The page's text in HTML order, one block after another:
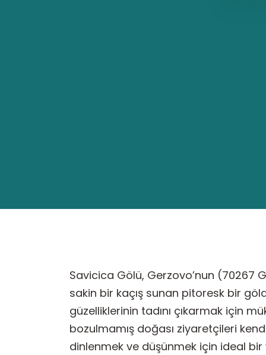
Savicica Gölü, Gerzovo’nun (70267
sakin bir kaçış sunan pitoresk bir
güzelliklerinin tadını çıkarmak için
bozulmamış doğası ziyaretçileri
dinlenmek ve düşünmek için ideal